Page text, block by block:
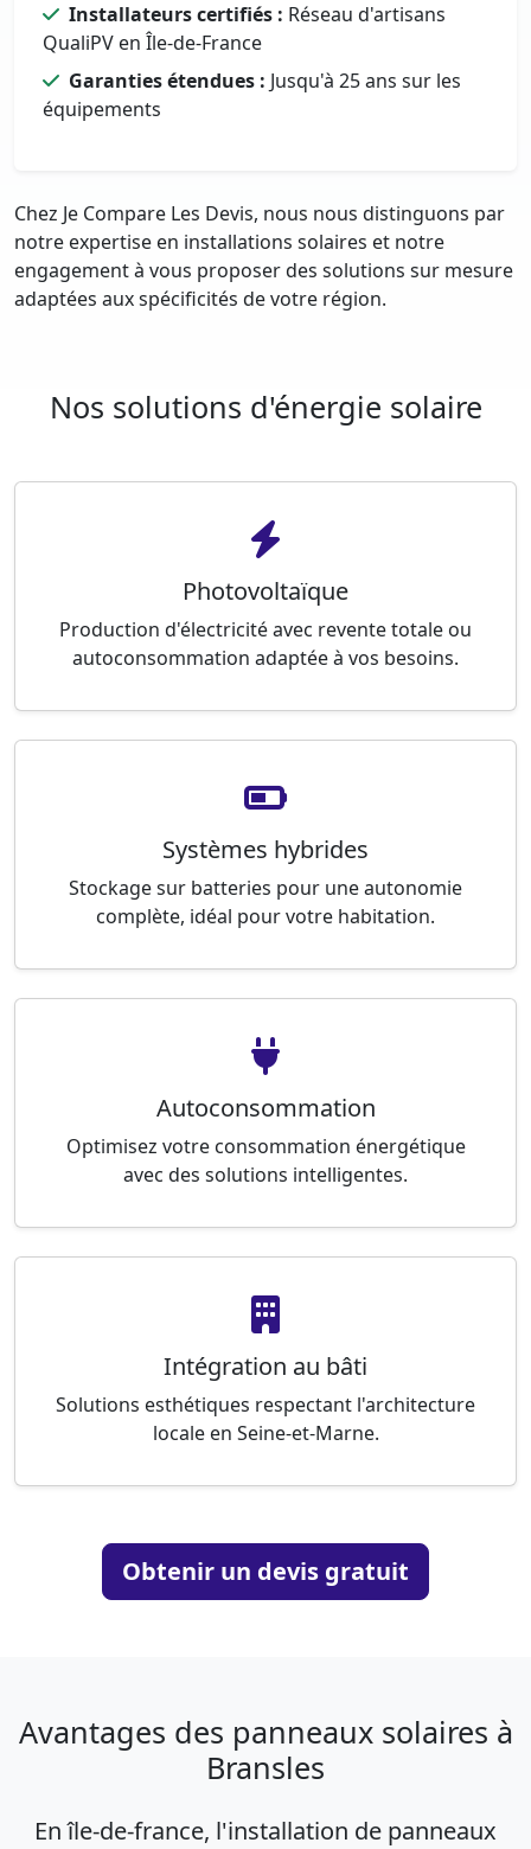
Installateurs certifiés : Réseau d'artisans
QualiPV en Île-de-France
Garanties étendues : Jusqu'à 25 ans sur les
équipements
Chez Je Compare Les Devis, nous nous distinguons par
notre expertise en installations solaires et notre
engagement à vous proposer des solutions sur mesure
adaptées aux spécificités de votre région.
Nos solutions d'énergie solaire
Photovoltaïque
Production d'électricité avec revente totale ou
autoconsommation adaptée à vos besoins.
Systèmes hybrides
Stockage sur batteries pour une autonomie
complète, idéal pour votre habitation.
Autoconsommation
Optimisez votre consommation énergétique
avec des solutions intelligentes.
Intégration au bâti
Solutions esthétiques respectant l'architecture
locale en Seine-et-Marne.
Obtenir un devis gratuit
Avantages des panneaux solaires à
Bransles
En île-de-france, l'installation de panneaux